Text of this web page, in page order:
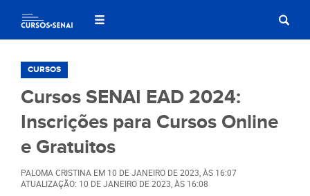
CURSOS
Cursos SENAI EAD 2024:
Inscrições para Cursos Online
e Gratuitos
PALOMA CRISTINA EM 10 DE JANEIRO DE 2023 , ÀS 16:07
ATUALIZAÇÃO: 10 DE JANEIRO DE 2023, ÀS 16:08